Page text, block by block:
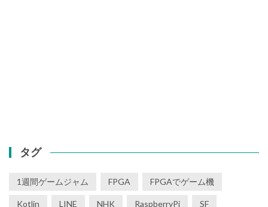
タグ
1週間ゲームジャム FPGA FPGAでゲーム機
Kotlin LINE NHK RaspberryPi SF